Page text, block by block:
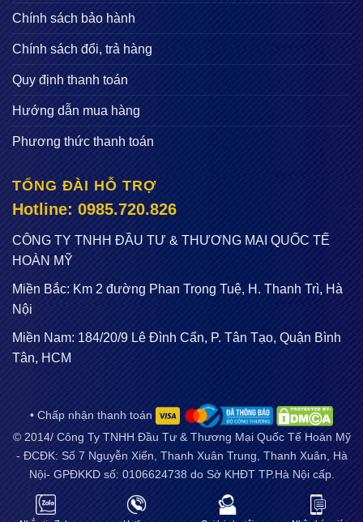
Chính sách bảo hành
Chính sách đổi, trả hàng
Quy định thanh toán
Hướng dẫn mua hàng
Phương thức thanh toán
TỔNG ĐÀI HỖ TRỢ
Hotline: 0985.720.826
CÔNG TY TNHH ĐẦU TƯ & THƯƠNG MẠI QUỐC TẾ
HOÀN MỸ
Miền Bắc: Km 2 đường Phan Trọng Tuệ, H. Thanh Trì, Hà
Nội
Miền Nam: 184/20/9 Lê Đình Cẩn, P. Tân Tạo, Quận Bình
Tân, HCM
• Chấp nhận thanh toán
© 2014/ Công Ty TNHH Đầu Tư & Thương Mại Quốc Tế Hoàn Mỹ
- ĐCĐK: Số 7 Nguyễn Xiển, Thanh Xuân Trung, Thanh Xuân, Hà
Nội- GPĐKKD số: 0106624738 do Sở KHĐT TP.Hà Nội cấp.
Email:
sieuthidienmayflash@gmail.com
. Điện thoại:
02466.53.52.51 / 0973265283